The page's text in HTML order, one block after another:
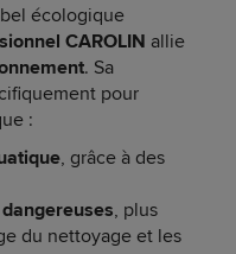
écologique
CAROLIN allie
. Sa
pour
:
, grâce à des
, plus
du nettoyage et les